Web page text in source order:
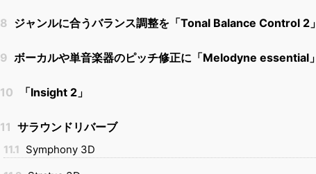
8 ジャンルに合うバランス調整を「Tonal Balance Control 2」
9 ボーカルや単音楽器のピッチ修正に「Melodyne essential」
10 「Insight 2」
11 サラウンドリバーブ
11.1 Symphony 3D